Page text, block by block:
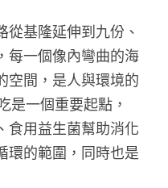
從基隆延伸到九份、
每一個像內彎曲的海
空間，是人與環境的
是一個重要起點，
食用益生菌幫助消化
環的範圍，同時也是